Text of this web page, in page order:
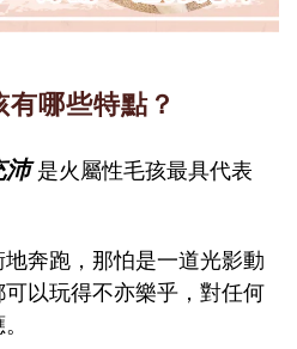
有哪些特點？
沛是火屬性毛孩最具代表
奔跑，那怕是一道光影動
以玩得不亦樂乎，對任何